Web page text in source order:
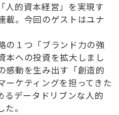
的資本経営」を実現す
載。今回のゲストはユナ
の１つ「ブランド力の強
本への投資を拡大しまし
感動を生み出す「創造的
ーケティングを担ってきた
るデータドリブンな人的
。